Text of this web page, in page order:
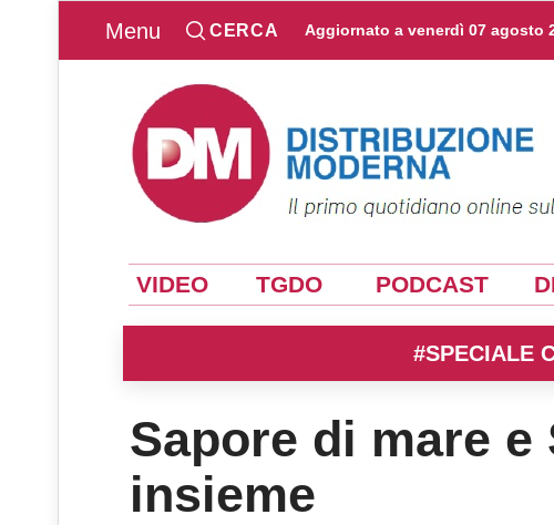
Menu CERCA Aggiornato a venerdì 07 agosto
VIDEO TGDO PODCAST
#SPECIALE
Sapore di mare
insieme